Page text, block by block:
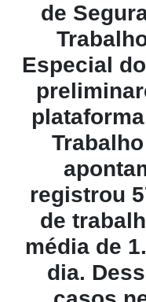
de
Especial
registrou
de
média de
dia.